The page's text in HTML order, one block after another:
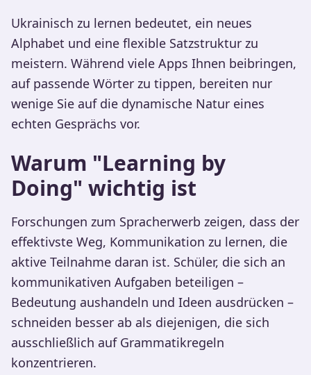
Ukrainisch zu lernen bedeutet, ein neues
Alphabet und eine flexible Satzstruktur zu
meistern. Während viele Apps Ihnen beibringen,
auf passende Wörter zu tippen, bereiten nur
wenige Sie auf die dynamische Natur eines
echten Gesprächs vor.
Warum "Learning by
Doing" wichtig ist
Forschungen zum Spracherwerb zeigen, dass der
effektivste Weg, Kommunikation zu lernen, die
aktive Teilnahme daran ist. Schüler, die sich an
kommunikativen Aufgaben beteiligen –
Bedeutung aushandeln und Ideen ausdrücken –
schneiden besser ab als diejenigen, die sich
ausschließlich auf Grammatikregeln
konzentrieren.